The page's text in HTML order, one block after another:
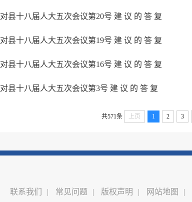
对县十八届人大五次会议第20号 建 议 的 答 复
对县十八届人大五次会议第19号 建 议 的 答 复
对县十八届人大五次会议第16号 建 议 的 答 复
对县十八届人大五次会议第3号 建 议 的 答 复
共571条 上页 1 2 3
联系我们 | 常见问题 | 版权声明 | 网站地图 |